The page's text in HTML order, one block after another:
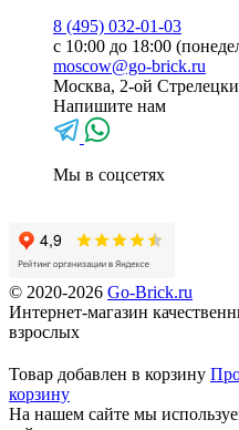
8 (495) 032-01-03
с 10:00 до 18:00
moscow@go-brick.ru
Москва, 2-ой
Напишите нам
Мы в соцсетях
© 2020-2026 Go-Brick.ru
Интернет-магазин
взрослых
Товар добавлен в корзину
корзину
На нашем сайте мы